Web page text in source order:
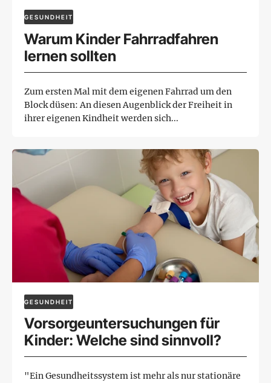
GESUNDHEIT
Warum Kinder Fahrradfahren
lernen sollten
Zum ersten Mal mit dem eigenen Fahrrad um den
Block düsen: An diesen Augenblick der Freiheit in
ihrer eigenen Kindheit werden sich...
GESUNDHEIT
Vorsorgeuntersuchungen für
Kinder: Welche sind sinnvoll?
"Ein Gesundheitssystem ist mehr als nur stationäre